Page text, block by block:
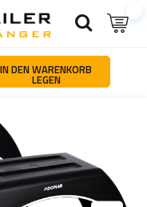
für anhänger
IN DEN WARENKORB
LEGEN